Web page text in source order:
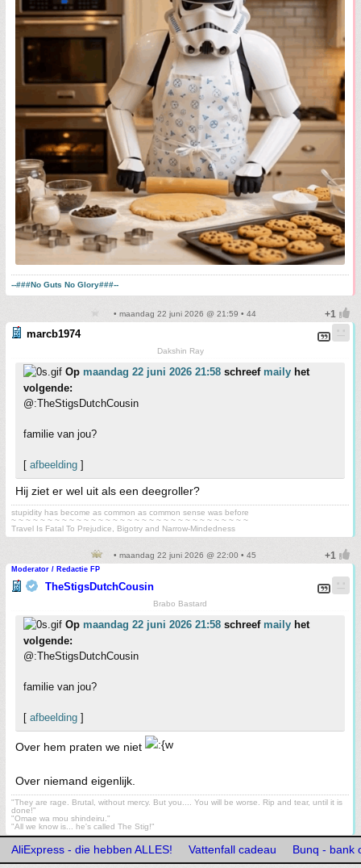
--###No Guts No Glory###--
• maandag 22 juni 2026 @ 21:59 • 44
marcb1974
Dakshin Ray
Op maandag 22 juni 2026 21:58 schreef maily het
volgende:
@:TheStigsDutchCousin
familie van jou?
[ afbeelding ]
Hij ziet er wel uit als een deegroller?
stupidity has become as common as common sense was before
~ ~ ~ ~ ~ ~ ~ ~ ~ ~ ~ ~ ~ ~ ~ ~ ~ ~ ~ ~ ~ ~ ~ ~ ~ ~ ~ ~ ~ ~ ~ ~ ~
Travel Is Fatal To Prejudice, Bigotry and Narrow-Mindedness
• maandag 22 juni 2026 @ 22:00 • 45
Moderator / Redactie FP
TheStigsDutchCousin
Brabo Bastard
Op maandag 22 juni 2026 21:58 schreef maily het
volgende:
@:TheStigsDutchCousin
familie van jou?
[ afbeelding ]
Over hem praten we niet
Over niemand eigenlijk.
"They are rage. Brutal, without mercy. But you.... You will be worse. Rip and tear, until it is
done!"
"Omae wa mou shindeiru."
"All we know is... he's called The Stig!"
AliExpress - die hebben ALLES! Vattenfall cadeau Bunq - bank